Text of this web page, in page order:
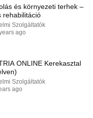
for God... Then
és környezeti terhek –
rehabilitáció
Szolgáltatók
ago
ONLINE Kerekasztal
Szolgáltatók
ago